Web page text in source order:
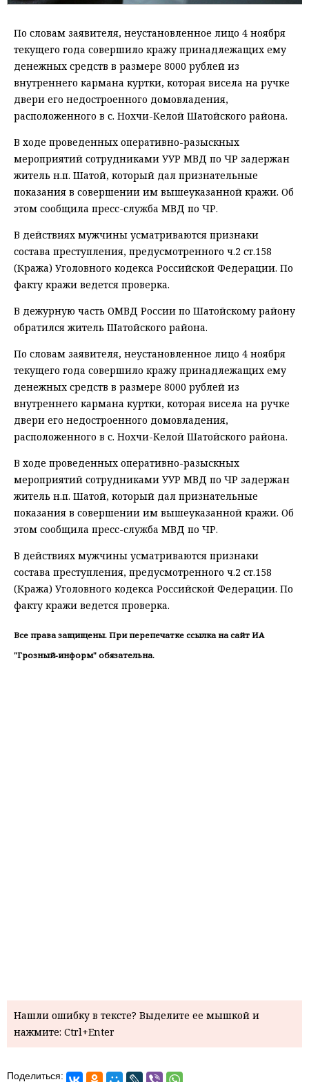
По словам заявителя, неустановленное лицо 4 ноября
текущего года совершило кражу принадлежащих ему
денежных средств в размере 8000 рублей из
внутреннего кармана куртки, которая висела на ручке
двери его недостроенного домовладения,
расположенного в с. Нохчи-Келой Шатойского района.
В ходе проведенных оперативно-разыскных
мероприятий сотрудниками УУР МВД по ЧР задержан
житель н.п. Шатой, который дал признательные
показания в совершении им вышеуказанной кражи. Об
этом сообщила пресс-служба МВД по ЧР.
В действиях мужчины усматриваются признаки
состава преступления, предусмотренного ч.2 ст.158
(Кража) Уголовного кодекса Российской Федерации. По
факту кражи ведется проверка.
В дежурную часть ОМВД России по Шатойскому району
обратился житель Шатойского района.
По словам заявителя, неустановленное лицо 4 ноября
текущего года совершило кражу принадлежащих ему
денежных средств в размере 8000 рублей из
внутреннего кармана куртки, которая висела на ручке
двери его недостроенного домовладения,
расположенного в с. Нохчи-Келой Шатойского района.
В ходе проведенных оперативно-разыскных
мероприятий сотрудниками УУР МВД по ЧР задержан
житель н.п. Шатой, который дал признательные
показания в совершении им вышеуказанной кражи. Об
этом сообщила пресс-служба МВД по ЧР.
В действиях мужчины усматриваются признаки
состава преступления, предусмотренного ч.2 ст.158
(Кража) Уголовного кодекса Российской Федерации. По
факту кражи ведется проверка.
Все права защищены. При перепечатке ссылка на сайт ИА
"Грозный-информ" обязательна.
Нашли ошибку в тексте? Выделите ее мышкой и
нажмите: Ctrl+Enter
Поделиться: